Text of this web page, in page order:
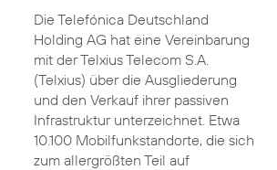
Die Telefónica Deutschland
Holding AG hat eine Vereinbarung
mit der Telxius Telecom S.A.
(Telxius) über die Ausgliederung
und den Verkauf ihrer passiven
Infrastruktur unterzeichnet. Etwa
10.100 Mobilfunkstandorte, die sich
zum allergrößten Teil auf